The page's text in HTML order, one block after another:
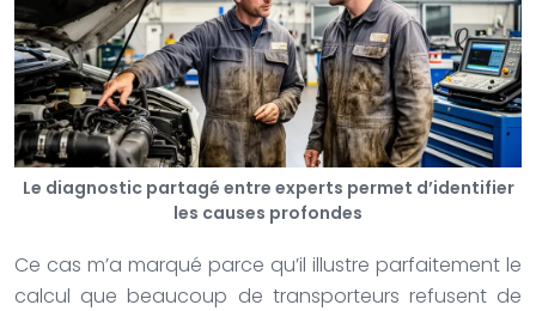
Le diagnostic partagé entre experts permet d’identifier
les causes profondes
Ce cas m’a marqué parce qu’il illustre parfaitement le
calcul que beaucoup de transporteurs refusent de